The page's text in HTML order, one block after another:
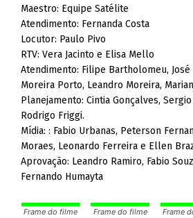
Maestro: Equipe Satélite
Atendimento: Fernanda Costa
Locutor: Paulo Pivo
RTV: Vera Jacinto e Elisa Mello
Atendimento: Filipe Bartholomeu,
Moreira Porto, Leandro Moreira,
Planejamento: Cintia Gonçalves,
Rodrigo Friggi.
Mídia: : Fabio Urbanas, Peterson
Moraes, Leonardo Ferreira e Ellen
Aprovação: Leandro Ramiro, Fabio
Fernando Humayta
Frame do filme
Frame do filme
Frame